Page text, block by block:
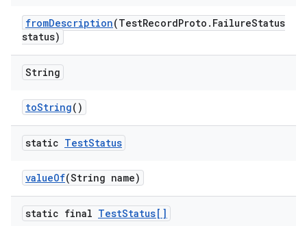
fromDescription(TestRecordProto . FailureStatus
status)
String
toString()
static TestStatus
valueOf(String name)
static final TestStatus[]